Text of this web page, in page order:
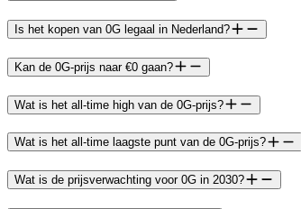
Is het kopen van 0G legaal in Nederland?
Kan de 0G-prijs naar €0 gaan?
Wat is het all-time high van de 0G-prijs?
Wat is het all-time laagste punt van de 0G-prijs?
Wat is de prijsverwachting voor 0G in 2030?